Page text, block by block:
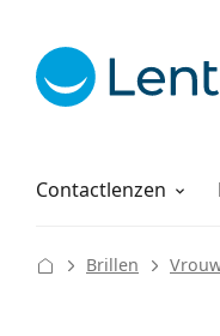
Contactlenzen
Lenzenvloeistoffen
Hoe bestellen
Brillen